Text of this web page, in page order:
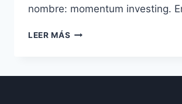
nombre: momentum investing.
LEER MÁS ESTRATEGIAS